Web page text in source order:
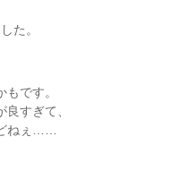
た。
です。
すぎて、
ねぇ……